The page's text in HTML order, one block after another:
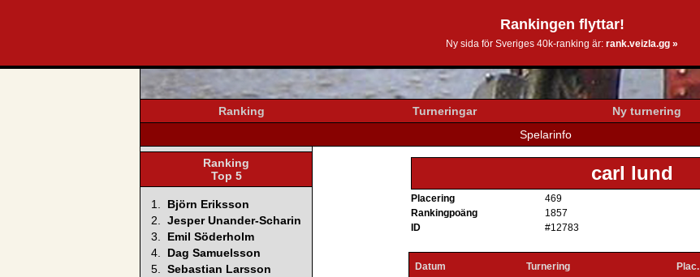
Rankingen flyttar!
Ny sida för Sveriges 40k-ranking är: rank.veizla.gg »
svenska40k.se
Ranking Turneringar Ny turnering
Spelarinfo
Ranking
Top 5
1.
Björn Eriksson
2. Jesper Unander-Scharin
3.
Emil Söderholm
4.
Dag Samuelsson
5. Sebastian Larsson
carl lund
Placering
469
Rankingpoäng
1857
ID
#12783
Datum Turnering Plac.